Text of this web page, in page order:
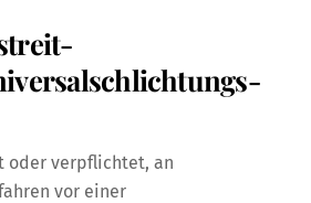
oder verpflichtet, an
vor einer